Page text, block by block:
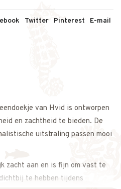
Twitter Pinterest E-mail
van Hvid is ontworpen
en zachtheid te bieden. De
uitstraling passen mooi
zacht aan en is fijn om vast te
te hebben tijdens